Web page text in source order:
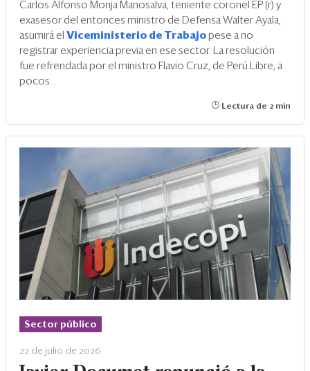
Carlos Alfonso Monja Manosalva, teniente coronel EP (r) y
exasesor del entonces ministro de Defensa Walter Ayala,
asumirá el Viceministerio de Trabajo pese a no
registrar experiencia previa en ese sector. La resolución
fue refrendada por el ministro Flavio Cruz, de Perú Libre, a
pocos...
Lectura de 2 min
Sector público
22 de julio de 2026